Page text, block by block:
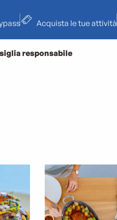
Acquista le tue attività
responsabile